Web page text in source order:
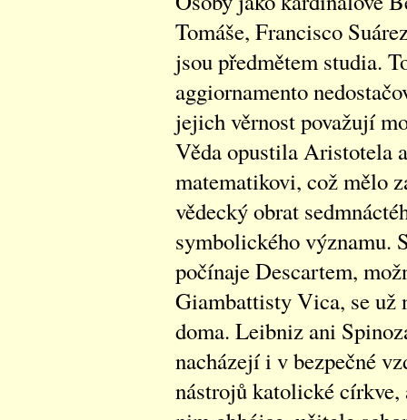
Tomáše, Francisco
jsou předmětem studia.
aggiornamento
jejich věrnost považují
Věda opustila Aristotela
matematikovi, což mělo
vědecký obrat
symbolického významu.
počínaje Descartem,
Giambattisty Vica, se
doma. Leibniz ani
nacházejí i v bezpečné
nástrojů katolické